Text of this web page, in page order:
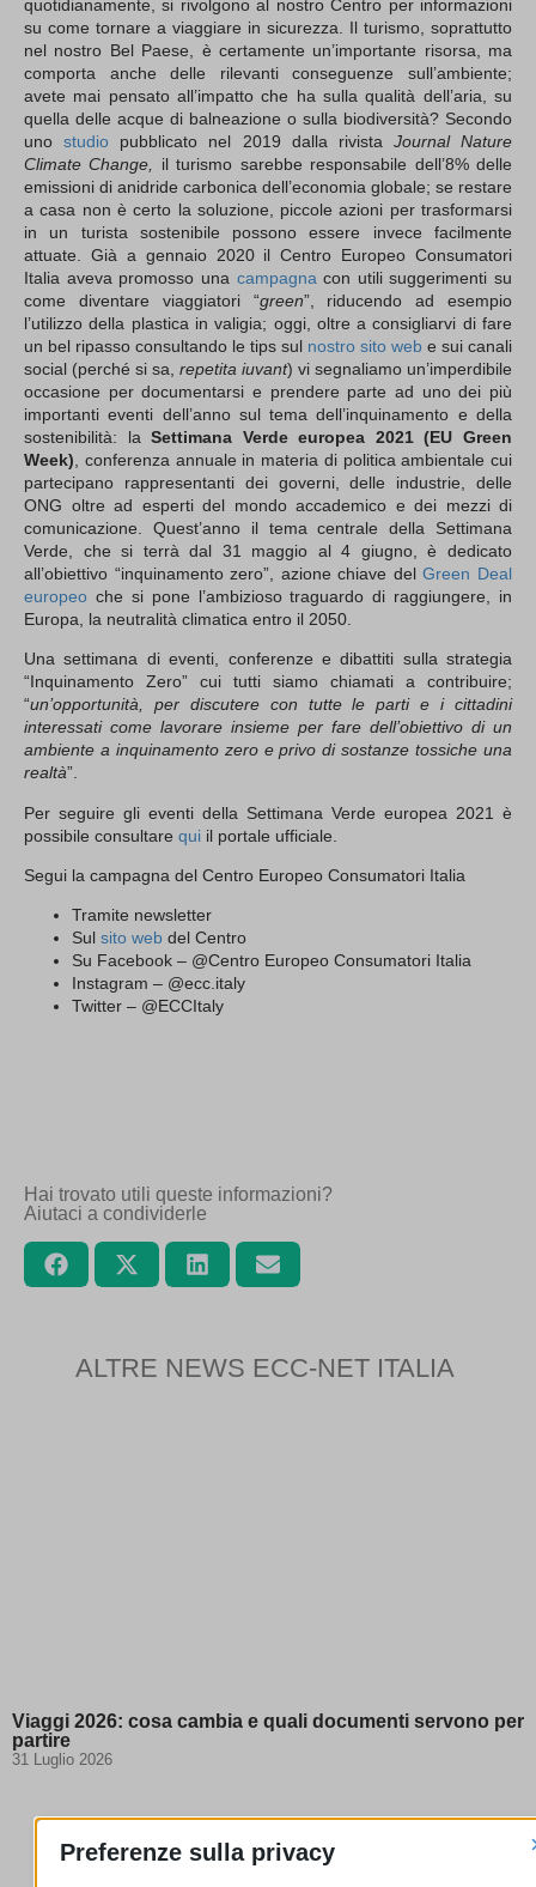
quotidianamente, si rivolgono al nostro Centro per informazioni
su come tornare a viaggiare in sicurezza. Il turismo, soprattutto
nel nostro Bel Paese, è certamente un’importante risorsa, ma
comporta anche delle rilevanti conseguenze sull’ambiente;
avete mai pensato all’impatto che ha sulla qualità dell’aria, su
quella delle acque di balneazione o sulla biodiversità? Secondo
uno studio pubblicato nel 2019 dalla rivista Journal Nature
Climate Change, il turismo sarebbe responsabile dell’8% delle
emissioni di anidride carbonica dell’economia globale; se restare
a casa non è certo la soluzione, piccole azioni per trasformarsi
in un turista sostenibile possono essere invece facilmente
attuate. Già a gennaio 2020 il Centro Europeo Consumatori
Italia aveva promosso una campagna con utili suggerimenti su
come diventare viaggiatori “green”, riducendo ad esempio
l’utilizzo della plastica in valigia; oggi, oltre a consigliarvi di fare
un bel ripasso consultando le tips sul nostro sito web e sui canali
social (perché si sa, repetita iuvant) vi segnaliamo un’imperdibile
occasione per documentarsi e prendere parte ad uno dei più
importanti eventi dell’anno sul tema dell’inquinamento e della
sostenibilità: laSettimana Verde europea 2021 (EU Green
Week) , conferenza annuale in materia di politica ambientale cui
partecipano rappresentanti dei governi, delle industrie, delle
ONG oltre ad esperti del mondo accademico e dei mezzi di
comunicazione. Quest’anno il tema centrale della Settimana
Verde, che si terrà dal 31 maggio al 4 giugno, è dedicato
all’obiettivo “inquinamento zero”, azione chiave delGreen Deal
europeo che si pone l’ambizioso traguardo di raggiungere, in
Europa, la neutralità climatica entro il 2050.
Una settimana di eventi, conferenze e dibattiti sulla strategia
“Inquinamento Zero” cui tutti siamo chiamati a contribuire;
“un’opportunità, per discutere con tutte le parti e i cittadini
interessati come lavorare insieme per fare dell’obiettivo di un
ambiente a inquinamento zero e privo di sostanze tossiche una
realtà”.
Per seguire gli eventi della Settimana Verde europea 2021 è
possibile consultare qui il portale ufficiale.
Segui la campagna del Centro Europeo Consumatori Italia
Tramite newsletter
Sul sito web del Centro
Su Facebook – @Centro Europeo Consumatori Italia
Instagram – @ecc.italy
Twitter – @ECCItaly
Hai trovato utili queste informazioni?
Aiutaci a condividerle
ALTRE NEWS ECC-NET ITALIA
Viaggi 2026: cosa cambia e quali documenti servono per
partire
31 Luglio 2026
Preferenze sulla privacy